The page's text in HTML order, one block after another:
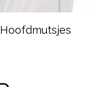
Hoofdmutsjes